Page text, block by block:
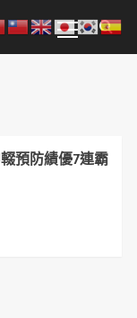
Menu
預防績優7連霸